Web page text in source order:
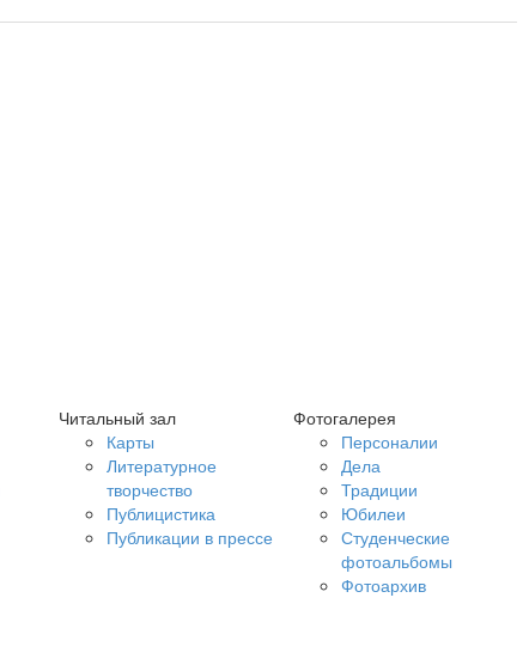
Читальный зал
Карты
Литературное
творчество
Публицистика
Публикации в прессе
Фотогалерея
Персоналии
Дела
Традиции
Юбилеи
Студенческие
фотоальбомы
Фотоархив